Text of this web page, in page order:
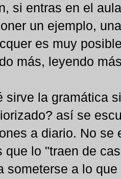
si entras en el
un ejemplo,
es muy
más, leyendo
sirve la gramática
así se
a diario. No se
que lo "traen de
someterse a lo